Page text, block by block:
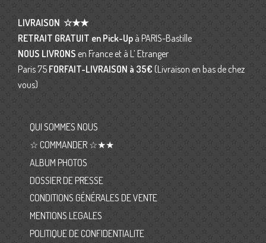
LIVRAISON ☆★★
RETRAIT GRATUIT en Pick-Up à PARIS-Bastille
NOUS LIVRONS en France et à L’ Etranger
Paris 75 FORFAIT-LIVRAISON à 35€ (Livraison en bas de chez
vous)
QUI SOMMES NOUS
☆ COMMANDER ☆★★
ALBUM PHOTOS
DOSSIER DE PRESSE
CONDITIONS GÉNÉRALES DE VENTE
MENTIONS LEGALES
POLITIQUE DE CONFIDENTIALITE